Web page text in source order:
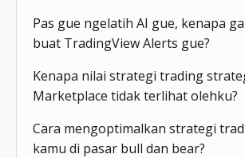
Pas gue ngelatih AI gue, kenapa
buat TradingView Alerts gue?
Kenapa nilai strategi trading
Marketplace tidak terlihat olehku?
Cara mengoptimalkan strategi
kamu di pasar bull dan bear?